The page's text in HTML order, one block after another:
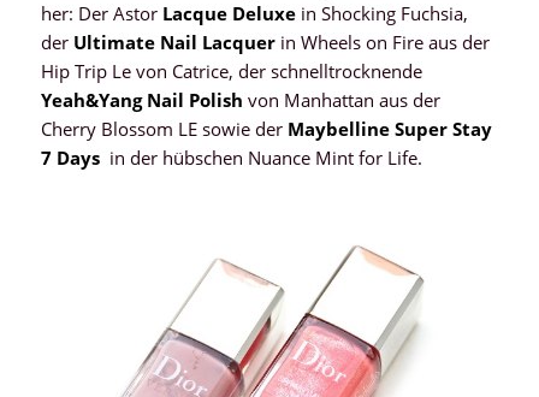
her: Der Astor Lacque Deluxein Shocking Fuchsia,
der Ultimate Nail Lacquerin Wheels on Fire aus der
Hip Trip Le von Catrice, der schnelltrocknende
Yeah&Yang Nail Polish von Manhattan aus der
Cherry Blossom LE sowie der Maybelline Super Stay
7 Daysin der hübschen Nuance Mint for Life.